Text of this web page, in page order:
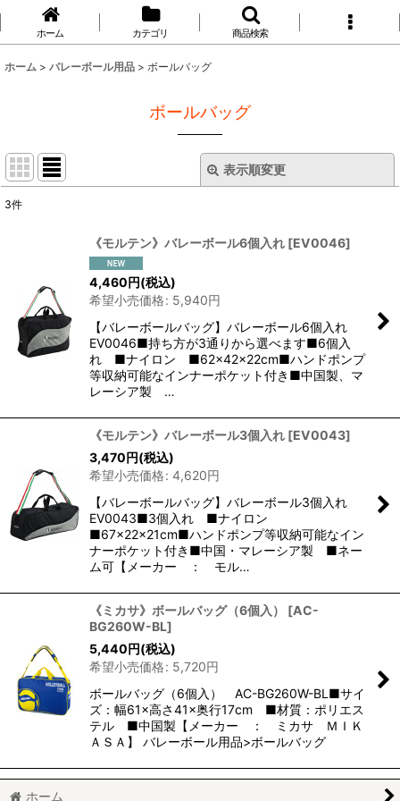
ホーム カテゴリ 商品検索
ホーム > バレーボール用品 > ボールバッグ
ボールバッグ
表示順変更
絞り込む
3件
《モルテン》バレーボール6個入れ [EV0046]
4,460円(税込)
希望小売価格: 5,940円
【バレーボールバッグ】バレーボール6個入れ
EV0046■持ち方が3通りから選べます■6個入
れ ■ナイロン ■62×42×22cm■ハンドポンプ
等収納可能なインナーポケット付き■中国製、マ
レーシア製 …
《モルテン》バレーボール3個入れ [EV0043]
3,470円(税込)
希望小売価格: 4,620円
【バレーボールバッグ】バレーボール3個入れ
EV0043■3個入れ ■ナイロン
■67×22×21cm■ハンドポンプ等収納可能なイン
ナーポケット付き■中国・マレーシア製 ■ネー
ム可【メーカー ： モル…
《ミカサ》ボールバッグ（6個入） [AC-
BG260W-BL]
5,440円(税込)
希望小売価格: 5,720円
ボールバッグ（6個入） AC-BG260W-BL■サイ
ズ：幅61×高さ41×奥行17cm ■材質：ポリエス
テル ■中国製【メーカー ： ミカサ ＭＩＫ
ＡＳＡ】 バレーボール用品>ボールバッグ
ホーム